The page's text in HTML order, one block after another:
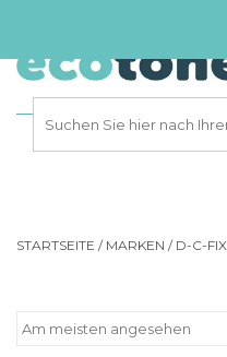
STARTSEITE / MARKEN / D-C-FIX